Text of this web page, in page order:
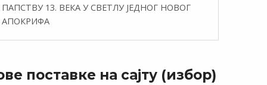
ПАПСТВУ 13. ВЕКА У СВЕТЛУ ЈЕДНОГ НОВОГ
АПОКРИФА
поставке на сајту (избор)